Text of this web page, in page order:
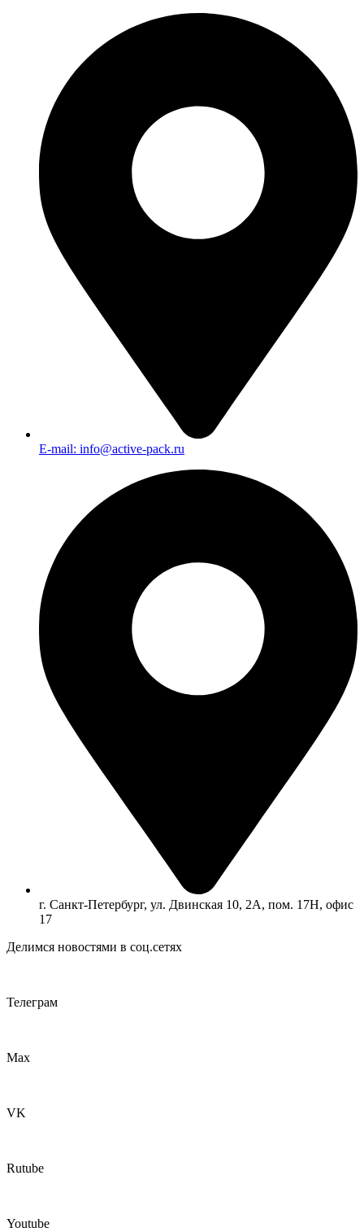
E-mail: info@active-pack.ru
г. Санкт-Петербург, ул. Двинская 10, 2А, пом. 17Н, офис
17
Делимся новостями в соц.сетях
Телеграм
Max
VK
Rutube
Youtube